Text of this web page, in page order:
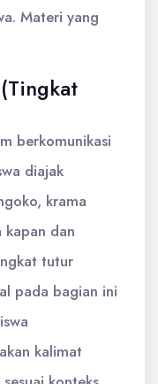
Materi yang
berkomunikasi
diajak
krama
dan
tutur
pada bagian ini
kalimat